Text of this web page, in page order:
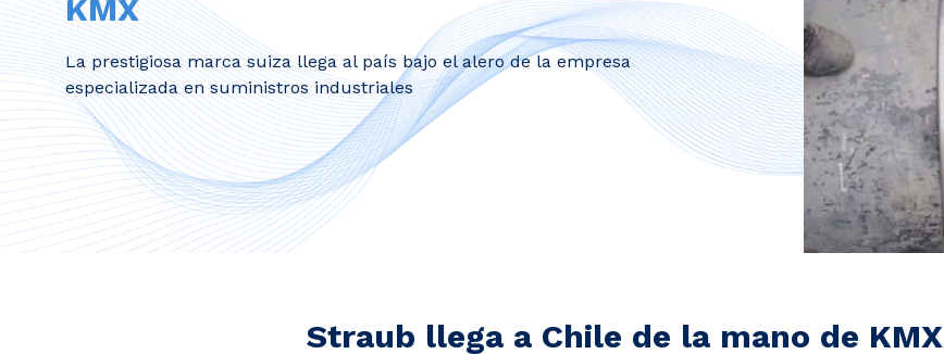
KMX
La prestigiosa marca suiza llega al país bajo el alero de la empresa
especializada en suministros industriales
Straub llega a Chile de la mano de KMX